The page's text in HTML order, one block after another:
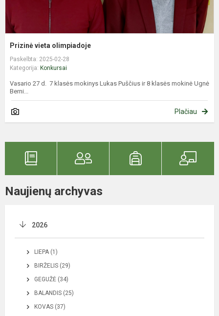
Prizinė vieta olimpiadoje
Paskelbta: 2025-02-28
Kategorija: Konkursai
Vasario 27 d. 7 klasės mokinys Lukas Puščius ir 8 klasės mokinė Ugnė
Berni...
Plačiau
Naujienų archyvas
2026
LIEPA (1)
BIRŽELIS (29)
GEGUŽĖ (34)
BALANDIS (25)
KOVAS (37)